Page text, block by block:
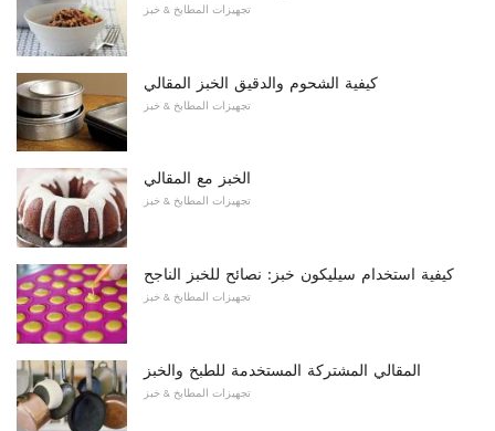
تجهيزات المطابخ & خبز
كيفية الشحوم والدقيق الخبز المقالي
تجهيزات المطابخ & خبز
الخبز مع المقالي
تجهيزات المطابخ & خبز
كيفية استخدام سيليكون خبز: نصائح للخبز الناجح
تجهيزات المطابخ & خبز
المقالي المشتركة المستخدمة للطبخ والخبز
تجهيزات المطابخ & خبز